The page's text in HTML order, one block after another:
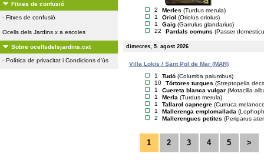
Fitxes de confusió
- Fitxes de confusió
Ocells dels Jardins x a escoles
Sobre ocellsdelsjardins.cat
- Política de privacitat i Condicions d'ús
2 Merles (Turdus merula)
1
Oriol (Oriolus oriolus)
1
Gaig (Garrulus glandarius)
22
Pardals comuns (Passer
dimecres, 5. agost 2026
Villa Lokis / Sant Pol de Mar (MAR)
1
Tudó (Columba palumbus)
10
Tórtores turques (Streptopelia
1
Cuereta blanca vulgar (Motacilla
1
Merla (Turdus merula)
1
Tallarol capnegre (Curruca
1
Mallerenga emplomallada
2
Mallerengues petites (Periparus
1 2 3 4 5 >